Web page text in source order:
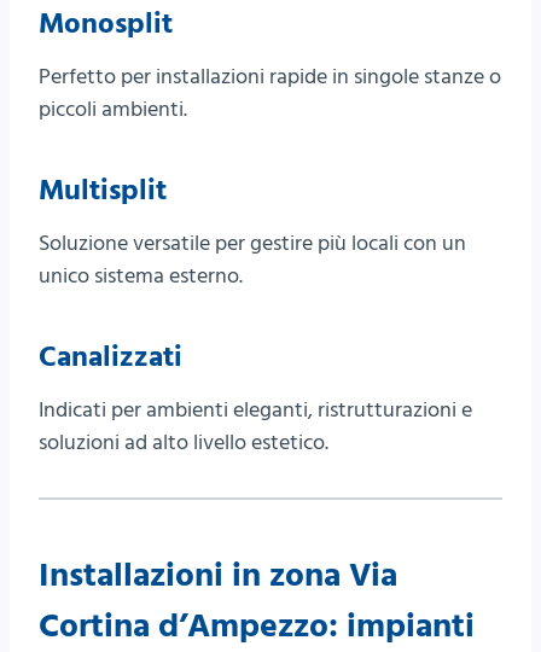
Monosplit
Perfetto per installazioni rapide in singole stanze o
piccoli ambienti.
Multisplit
Soluzione versatile per gestire più locali con un
unico sistema esterno.
Canalizzati
Indicati per ambienti eleganti, ristrutturazioni e
soluzioni ad alto livello estetico.
Installazioni in zona Via
Cortina d’Ampezzo: impianti